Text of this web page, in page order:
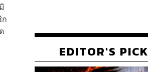
EDITOR'S PICK